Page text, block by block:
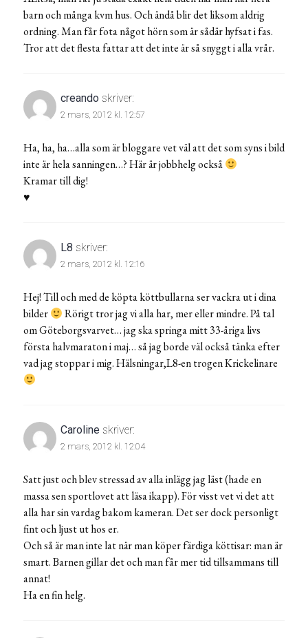
barn och många kvm hus. Och ändå blir det liksom aldrig
ordning. Man får fota något hörn som är sådär hyfsat i fas.
Tror att det flesta fattar att det inte är så snyggt i alla vrår.
creando skriver:
2 mars, 2012 kl. 12:57
Ha, ha, ha…alla som är bloggare vet väl att det som syns i bild
inte är hela sanningen…? Här är jobbhelg också
Kramar till dig!
♥
L8 skriver:
2 mars, 2012 kl. 12:16
Hej! Till och med de köpta köttbullarna ser vackra ut i dina
bilder
Rörigt tror jag vi alla har, mer eller mindre. På tal
om Göteborgsvarvet… jag ska springa mitt 33-åriga livs
första halvmaraton i maj… så jag borde väl också tänka efter
vad jag stoppar i mig. Hälsningar,L8-en trogen Krickelinare
Caroline skriver:
2 mars, 2012 kl. 12:04
Satt just och blev stressad av alla inlägg jag läst (hade en
massa sen sportlovet att läsa ikapp). För visst vet vi det att
alla har sin vardag bakom kameran. Det ser dock personligt
fint och ljust ut hos er.
Och så är man inte lat när man köper färdiga köttisar: man är
smart. Barnen gillar det och man får mer tid tillsammans till
annat!
Ha en fin helg.